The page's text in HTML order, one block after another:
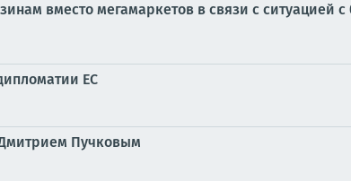
вместо мегамаркетов в связи с ситуацией
ЕС
Пучковым